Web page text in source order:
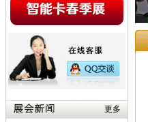
更多